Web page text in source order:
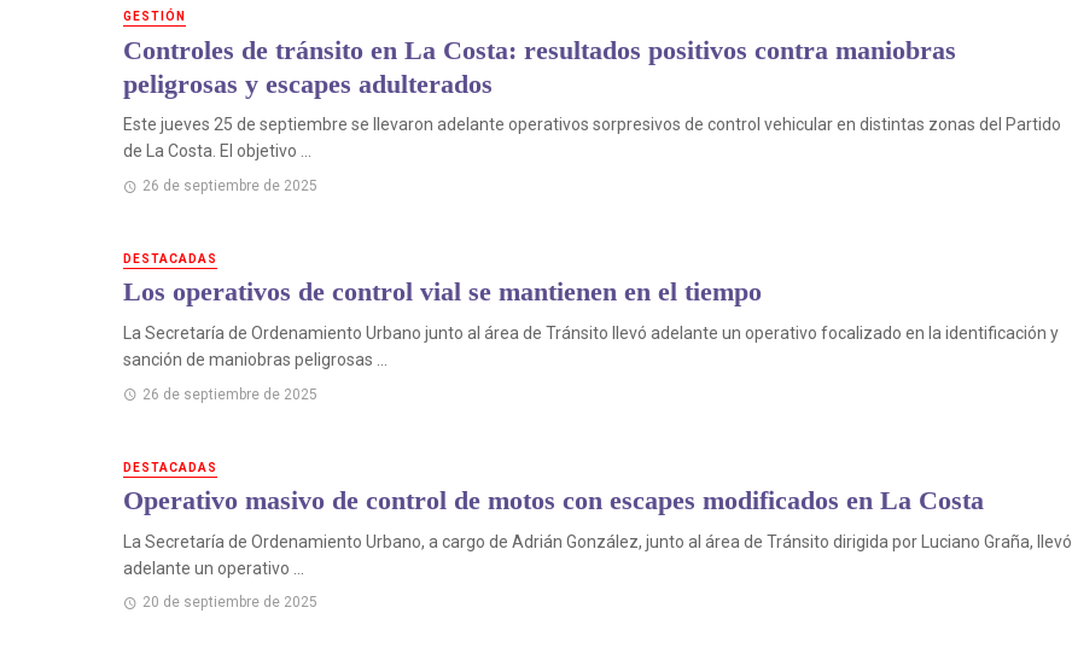
GESTIÓN
Controles de tránsito en La Costa: resultados positivos contra maniobras
peligrosas y escapes adulterados
Este jueves 25 de septiembre se llevaron adelante operativos sorpresivos de control vehicular en distintas zonas del Partido
de La Costa. El objetivo ...
26 de septiembre de 2025
DESTACADAS
Los operativos de control vial se mantienen en el tiempo
La Secretaría de Ordenamiento Urbano junto al área de Tránsito llevó adelante un operativo focalizado en la identificación y
sanción de maniobras peligrosas ...
26 de septiembre de 2025
DESTACADAS
Operativo masivo de control de motos con escapes modificados en La Costa
La Secretaría de Ordenamiento Urbano, a cargo de Adrián González, junto al área de Tránsito dirigida por Luciano Graña, llevó
adelante un operativo ...
20 de septiembre de 2025